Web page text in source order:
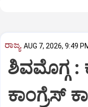
ರಾಜ್ಯ AUG 7, 2026, 9:49
ಶಿವಮೊಗ್ಗ :
ಕಾಂಗ್ರೆಸ್